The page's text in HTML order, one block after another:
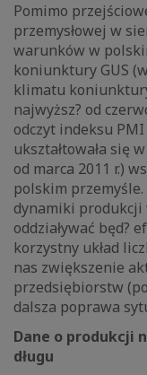
Pomimo
przemysłowej w
warunków w
koniunktury GUS
klimatu
najwyższ? od
odczyt indeksu
ukształtowała się
od marca 2011 r.)
polskim
dynamiki produkcji
oddziaływać będ?
korzystny układ
nas zwiększenie
przedsiębiorstw
dalsza poprawa
Dane o produkcji
długu